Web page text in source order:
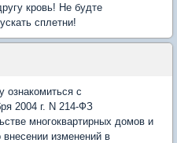
кровь! Не будте
сплетни!
ознакомиться с
2004 г. N 214-ФЗ
многоквартирных домов и
изменений в